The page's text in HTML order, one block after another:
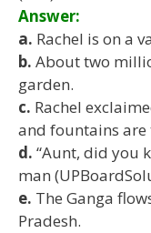
Answer:
a. Rachel is on a
b. About two
garden.
c. Rachel
and fountains are
d. “Aunt, did you
man
e. The Ganga
Pradesh.